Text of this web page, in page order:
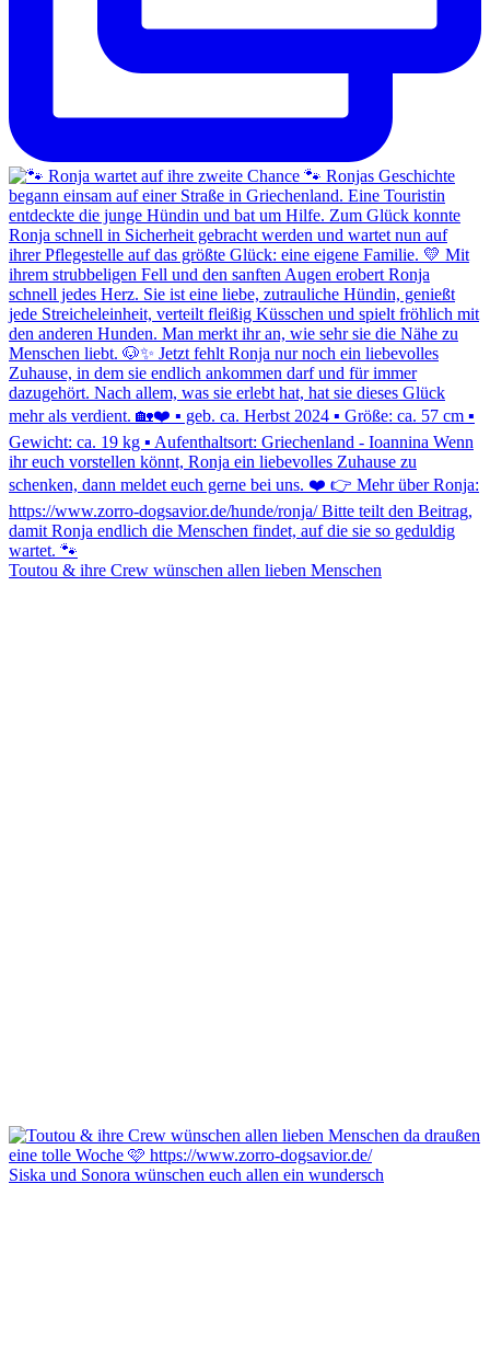
Toutou & ihre Crew wünschen allen lieben Menschen
Siska und Sonora wünschen euch allen ein wundersch